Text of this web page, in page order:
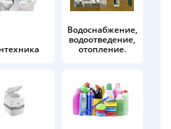
Водоснабжение,
водоотведение,
отопление.